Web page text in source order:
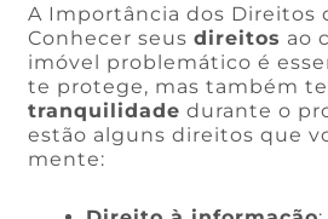
A Importância dos Direitos
Conhecer seusdireitos ao
imóvel problemático é
te protege, mas também
tranquilidade durante o
estão alguns direitos que
mente: